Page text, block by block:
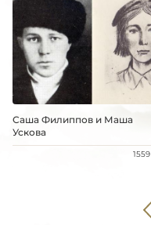
Саша Филиппов и Маша
Ускова
1559